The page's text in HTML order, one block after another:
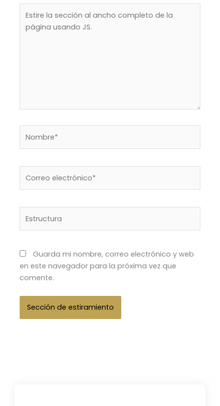
sección
JS.
electrónico*
Guarda mi nombre, correo electrónico y web
en este navegador para la próxima vez que
comente.